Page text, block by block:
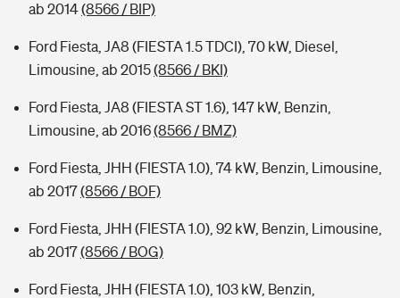
ab 2014(8566 / BIP)
Ford Fiesta, JA8 (FIESTA 1.5 TDCI), 70 kW, Diesel,
Limousine, ab 2015(8566 / BKI)
Ford Fiesta, JA8 (FIESTA ST 1.6), 147 kW, Benzin,
Limousine, ab 2016(8566 / BMZ)
Ford Fiesta, JHH (FIESTA 1.0), 74 kW, Benzin, Limousine,
ab 2017(8566 / BOF)
Ford Fiesta, JHH (FIESTA 1.0), 92 kW, Benzin, Limousine,
ab 2017(8566 / BOG)
Ford Fiesta, JHH (FIESTA 1.0), 103 kW, Benzin,